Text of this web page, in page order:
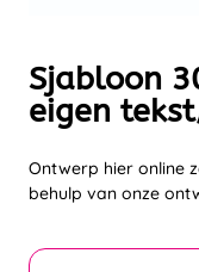
Sjabloon
eigen
Ontwerp hier online
behulp van onze